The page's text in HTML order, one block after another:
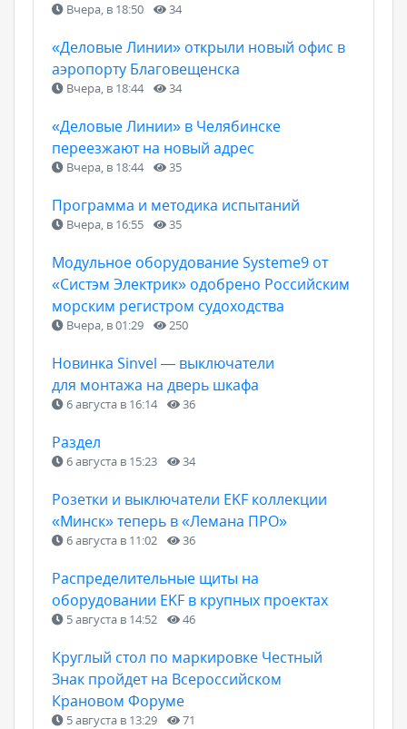
Вчера, в 18:50 34
«Деловые Линии» открыли новый офис в
аэропорту Благовещенска
Вчера, в 18:44 34
«Деловые Линии» в Челябинске
переезжают на новый адрес
Вчера, в 18:44 35
Программа и методика испытаний
Вчера, в 16:55 35
Модульное оборудование Systeme9 от
«Систэм Электрик» одобрено Российским
морским регистром судоходства
Вчера, в 01:29 250
Новинка Sinvel — выключатели
для монтажа на дверь шкафа
6 августа в 16:14 36
Раздел
6 августа в 15:23 34
Розетки и выключатели EKF коллекции
«Минск» теперь в «Лемана ПРО»
6 августа в 11:02 36
Распределительные щиты на
оборудовании EKF в крупных проектах
5 августа в 14:52 46
Круглый стол по маркировке Честный
Знак пройдет на Всероссийском
Крановом Форуме
5 августа в 13:29 71